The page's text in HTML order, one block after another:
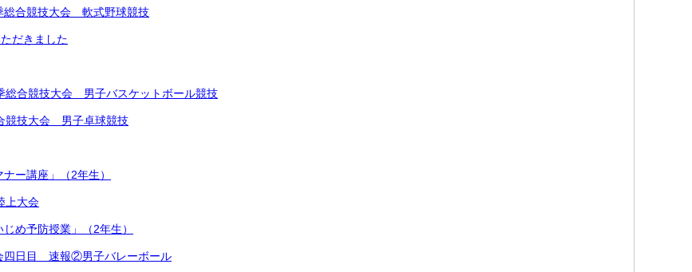
総合競技大会 軟式野球競技
だきました
合競技大会 男子バスケットボール競技
競技大会 男子卓球競技
ー講座」（2年生）
上大会
め予防授業」（2年生）
四日目 速報②男子バレーボール